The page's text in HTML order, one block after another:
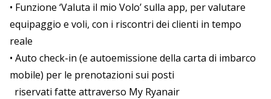
• Funzione ‘Valuta il mio Volo’ sulla app, per valutare
equipaggio e voli, con i riscontri dei clienti in tempo
reale
• Auto check-in (e autoemissione della carta di imbarco
mobile) per le prenotazioni sui posti
riservati fatte attraverso My Ryanair